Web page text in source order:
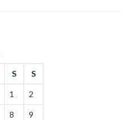
S S
1 2
8 9